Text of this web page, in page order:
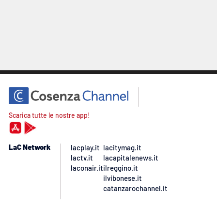
Scarica tutte le nostre app!
LaC Network
lacplay.it
lactv.it
laconair.it
lacitymag.it
lacapitalenews.it
ilreggino.it
ilvibonese.it
catanzarochannel.it